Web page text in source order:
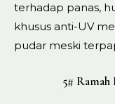
terhadap panas,
khusus anti-UV
pudar meski
5#